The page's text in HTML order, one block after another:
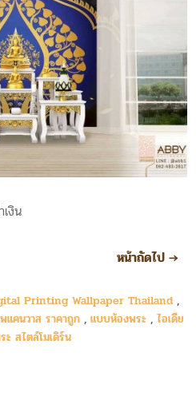
งิน
หน้าถัดไป→
Printing Wallpaper Thailand,
แคนวาส ราคาถูก, แบบห้องพระ, ไอเดีย
ะ สไตล์โมเดิร์น